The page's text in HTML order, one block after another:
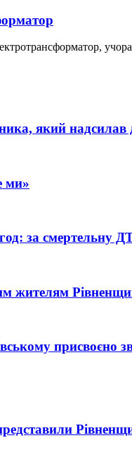
який надсилав
ми»
за смертельну
жителям
присвоєно